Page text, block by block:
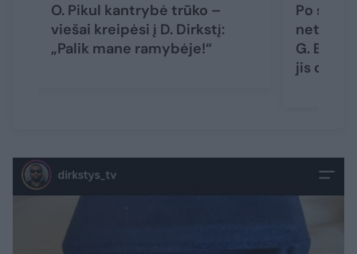
O. Pikul kantrybė trūko –
viešai kreipėsi į D. Dirkstį:
„Palik mane ramybėje!“
Po
G.
jis darė